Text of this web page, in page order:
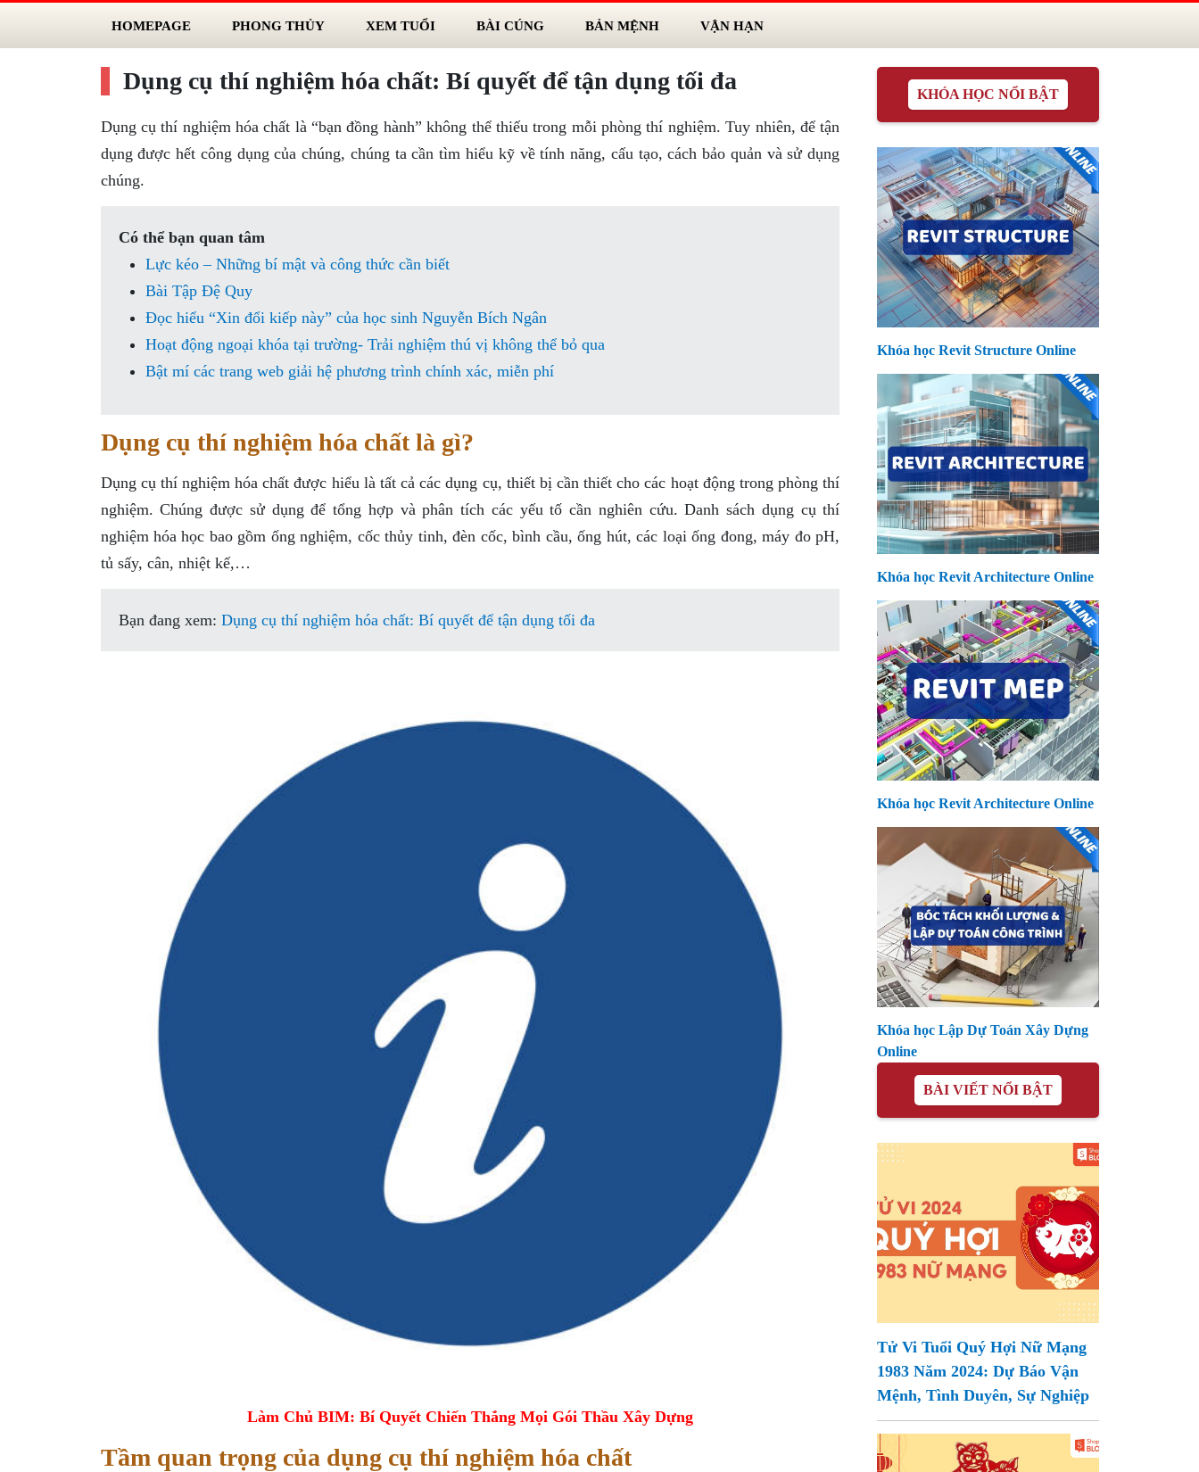
HOMEPAGE PHONG THỦY XEM TUỔI BÀI CÚNG BẢN MỆNH VẬN HẠN
Dụng cụ thí nghiệm hóa chất: Bí quyết để tận dụng tối đa
Dụng cụ thí nghiệm hóa chất là “bạn đồng hành” không thể thiếu trong mỗi phòng thí nghiệm. Tuy nhiên, để tận
dụng được hết công dụng của chúng, chúng ta cần tìm hiểu kỹ về tính năng, cấu tạo, cách bảo quản và sử dụng
chúng.
Có thể bạn quan tâm
Lực kéo – Những bí mật và công thức cần biết
Bài Tập Đệ Quy
Đọc hiểu “Xin đổi kiếp này” của học sinh Nguyễn Bích Ngân
Hoạt động ngoại khóa tại trường- Trải nghiệm thú vị không thể bỏ qua
Bật mí các trang web giải hệ phương trình chính xác, miễn phí
Dụng cụ thí nghiệm hóa chất là gì?
Dụng cụ thí nghiệm hóa chất được hiểu là tất cả các dụng cụ, thiết bị cần thiết cho các hoạt động trong phòng thí
nghiệm. Chúng được sử dụng để tổng hợp và phân tích các yếu tố cần nghiên cứu. Danh sách dụng cụ thí
nghiệm hóa học bao gồm ống nghiệm, cốc thủy tinh, đèn cốc, bình cầu, ống hút, các loại ống đong, máy đo pH,
tủ sấy, cân, nhiệt kế,…
Bạn đang xem: Dụng cụ thí nghiệm hóa chất: Bí quyết để tận dụng tối đa
Làm Chủ BIM: Bí Quyết Chiến Thắng Mọi Gói Thầu Xây Dựng
Tầm quan trọng của dụng cụ thí nghiệm hóa chất
KHÓA HỌC NỔI BẬT
Khóa học Revit Structure Online
Khóa học Revit Architecture Online
Khóa học Revit Architecture Online
Khóa học Lập Dự Toán Xây Dựng
Online
BÀI VIẾT NỔI BẬT
Tử Vi Tuổi Quý Hợi Nữ Mạng
1983 Năm 2024: Dự Báo Vận
Mệnh, Tình Duyên, Sự Nghiệp